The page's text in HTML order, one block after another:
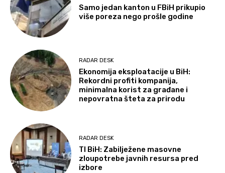
Samo jedan kanton u FBiH prikupio
više poreza nego prošle godine
RADAR DESK
Ekonomija eksploatacije u BiH:
Rekordni profiti kompanija,
minimalna korist za građane i
nepovratna šteta za prirodu
RADAR DESK
TI BiH: Zabilježene masovne
zloupotrebe javnih resursa pred
izbore